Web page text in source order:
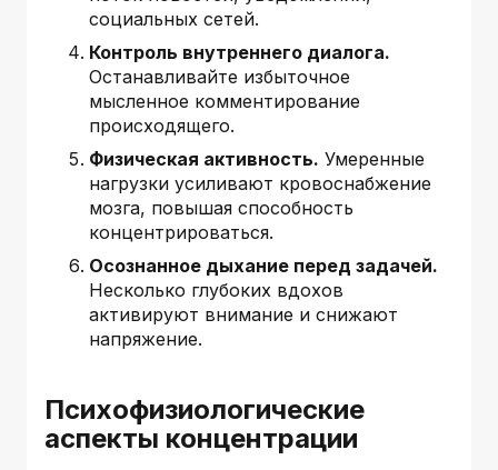
социальных сетей.
Контроль внутреннего диалога.
Останавливайте избыточное
мысленное комментирование
происходящего.
Физическая активность. Умеренные
нагрузки усиливают кровоснабжение
мозга, повышая способность
концентрироваться.
Осознанное дыхание перед задачей.
Несколько глубоких вдохов
активируют внимание и снижают
напряжение.
Психофизиологические
аспекты концентрации